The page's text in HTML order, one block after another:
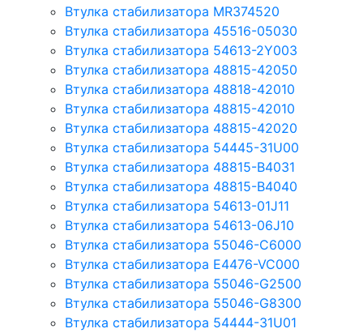
Втулка стабилизатора MR374520
Втулка стабилизатора 45516-05030
Втулка стабилизатора 54613-2Y003
Втулка стабилизатора 48815-42050
Втулка стабилизатора 48818-42010
Втулка стабилизатора 48815-42010
Втулка стабилизатора 48815-42020
Втулка стабилизатора 54445-31U00
Втулка стабилизатора 48815-B4031
Втулка стабилизатора 48815-B4040
Втулка стабилизатора 54613-01J11
Втулка стабилизатора 54613-06J10
Втулка стабилизатора 55046-C6000
Втулка стабилизатора E4476-VC000
Втулка стабилизатора 55046-G2500
Втулка стабилизатора 55046-G8300
Втулка стабилизатора 54444-31U01